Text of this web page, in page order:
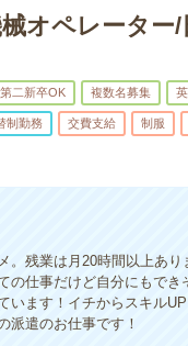
オペレーター
二新卒OK 複数名募集
制勤務 交費支給 制服
残業は月20時間以上あ
仕事だけど自分にもで
ます！イチからスキル
遣のお仕事です！